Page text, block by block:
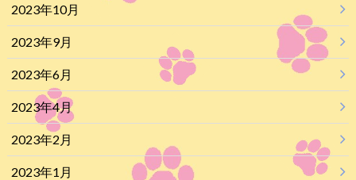
2023年10月
2023年9月
2023年6月
2023年4月
2023年2月
2023年1月